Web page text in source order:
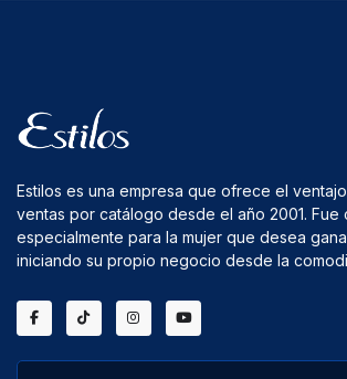
Estilos es una empresa que ofrece el
ventas por catálogo desde el año 2001. Fue
especialmente para la mujer que desea
iniciando su propio negocio desde la